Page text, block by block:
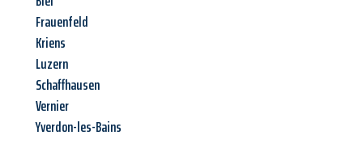
Frauenfeld
Kriens
Luzern
Schaffhausen
Vernier
Yverdon-les-Bains